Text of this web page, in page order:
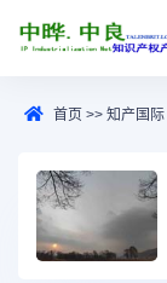
首页 >> 知产国际